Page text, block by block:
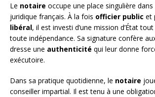
Le notaire occupe une place singulière dans
juridique français. À la fois officier public et
libéral, il est investi d’une mission d’État
toute indépendance. Sa signature confère
dresse une authenticité qui leur donne
exécutoire.
Dans sa pratique quotidienne, le notaire
conseiller impartial. Il est tenu à une